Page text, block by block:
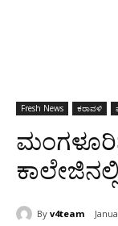
Fresh News ಕರಾವಳಿ
By v4team